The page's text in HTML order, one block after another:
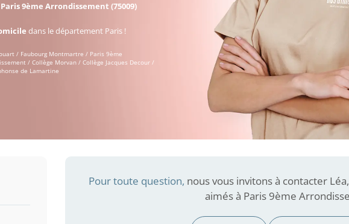
Paris 9ème Arrondissement (75009)
dans le département Paris !
/ Faubourg Montmartre / Paris 9ème
/ Collège Morvan / Collège Jacques Decour /
de Lamartine
Pour toute question, nous vous invitons à contacter
aimés à Paris 9ème